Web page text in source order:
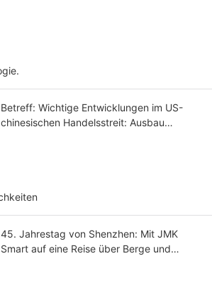
Betreff: Wichtige Entwicklungen im US-
chinesischen Handelsstreit: Ausbau
45. Jahrestag von Shenzhen: Mit JMK
Smart auf eine Reise über Berge und